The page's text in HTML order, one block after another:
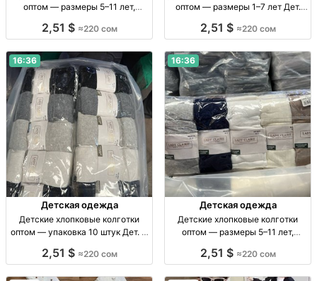
оптом — размеры 5–11 лет,
колготки, р-р 5–7, 7–9, 9–11 лет,
2,51 $ ≈220 сом
оптом — размеры 1–7 лет Дет.
лет, уп. 10 шт.
2,51 $ ≈220 сом
16:36
Детская одежда
Детские хлопковые колготки
оптом — упаковка 10 штук Дет. х/
лет, уп. 10 шт.
2,51 $ ≈220 сом
16:36
Детская одежда
Детские хлопковые колготки
оптом — размеры 5–11 лет,
колготки, р-ры 5–7, 7–9, 9–11 лет,
2,51 $ ≈220 сом